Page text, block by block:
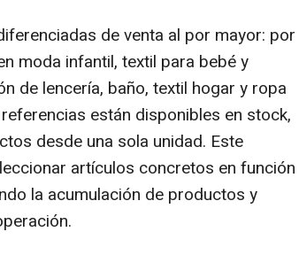
de venta al por mayor: por
moda infantil, textil para bebé y
de lencería, baño, textil hogar y ropa
están disponibles en stock,
desde una sola unidad. Este
artículos concretos en función
la acumulación de productos y